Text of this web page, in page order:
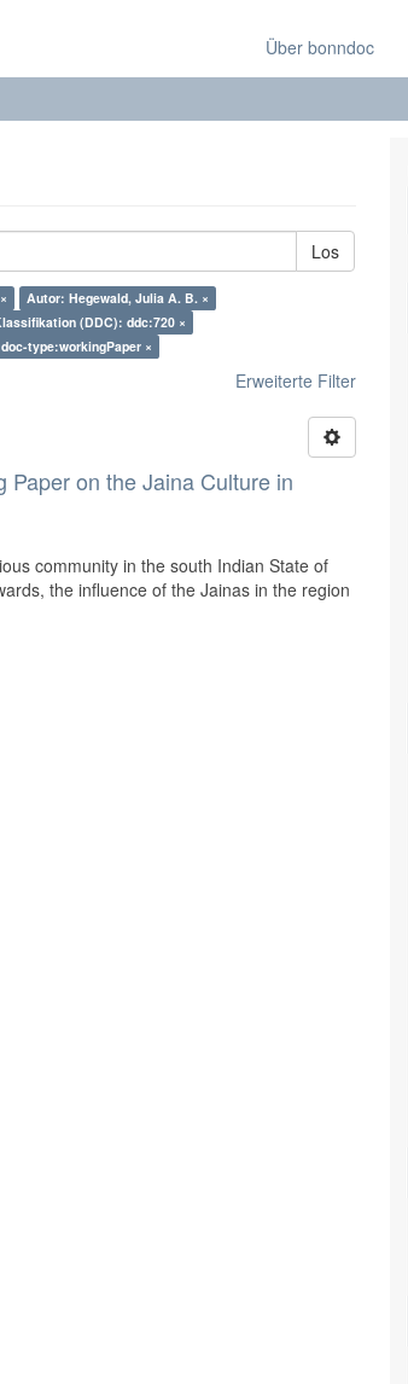
Über bonndoc
Los
Autor: Hegewald, Julia A. B. ×
(DDC): ddc:720 ×
type:workingPaper ×
Erweiterte Filter
Paper on the Jaina Culture in
community in the south Indian State of
the influence of the Jainas in the region